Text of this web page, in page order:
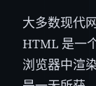
大多数现代
HTML 是一
浏览器中渲